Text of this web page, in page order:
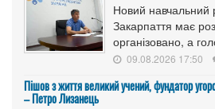
Новий навчальний
Закарпаття має
організовано, а
09.08.2026 17:50
Пішов з життя великий учений, фундатор
– Петро Лизанець